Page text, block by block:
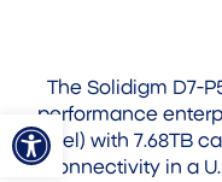
פתח
The Solidigm D7-
performance
Intel) with 7.68TB
connectivity in a